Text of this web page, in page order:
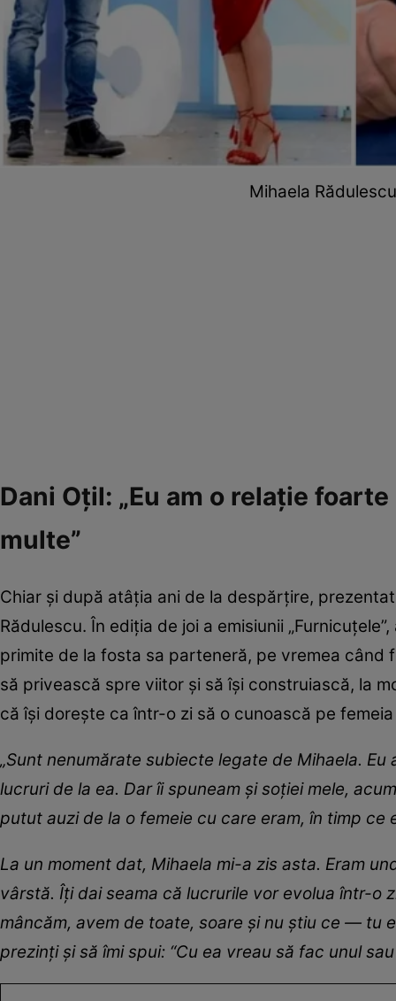
Mihaela
Dani Oțil: „Eu am o relație
multe”
Chiar și după atâția ani de la despărțire,
Rădulescu. În ediția de joi a emisiunii
primite de la fosta sa parteneră, pe vremea când
să privească spre viitor și să își construiască, la
că își dorește ca într-o zi să o cunoască pe
„Sunt nenumărate subiecte legate de Mihaela.
lucruri de la ea. Dar îi spuneam și soției mele,
putut auzi de la o femeie cu care eram, în timp ce
La un moment dat, Mihaela mi-a zis asta. Eram
vârstă. Îți dai seama că lucrurile vor evolua într-o
mâncăm, avem de toate, soare și nu știu ce — tu
prezinți și să îmi spui: “Cu ea vreau să fac unul sau